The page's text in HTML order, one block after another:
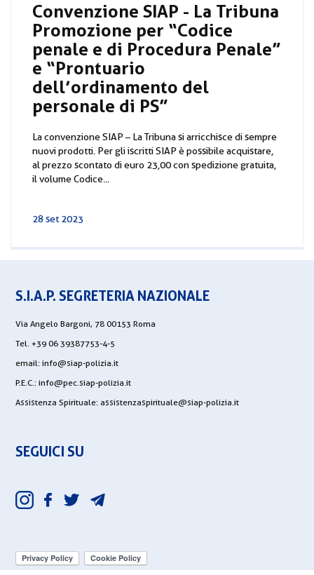
Convenzione SIAP - La Tribuna
Promozione per “Codice
penale e di Procedura Penale”
e “Prontuario
dell’ordinamento del
personale di PS”
La convenzione SIAP – La Tribuna si arricchisce di sempre
nuovi prodotti. Per gli iscritti SIAP è possibile acquistare,
al prezzo scontato di euro 23,00 con spedizione gratuita,
il volume Codice...
28 set 2023
S.I.A.P. SEGRETERIA NAZIONALE
Via Angelo Bargoni, 78 00153 Roma
Tel. +39 06 39387753-4-5
email: info@siap-polizia.it
P.E.C.: info@pec.siap-polizia.it
Assistenza Spirituale: assistenzaspirituale@siap-polizia.it
SEGUICI SU